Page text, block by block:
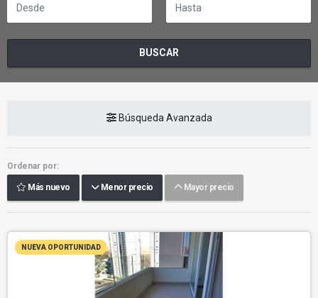
BUSCAR
Búsqueda Avanzada
Ordenar por:
Más nuevo Menor precio Mayor precio
NUEVA OPORTUNIDAD